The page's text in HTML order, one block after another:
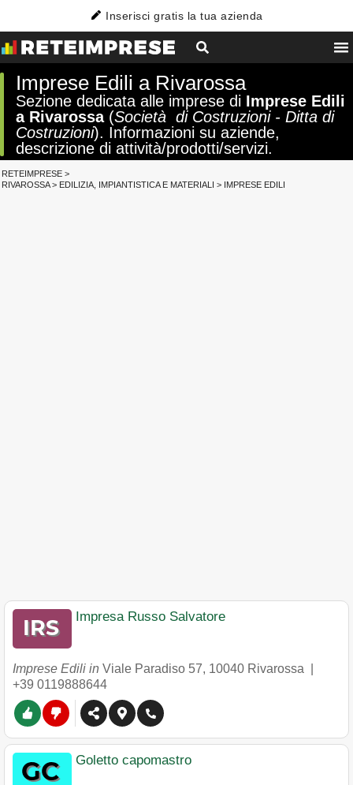
Inserisci gratis la tua azienda
Imprese Edili a Rivarossa
Sezione dedicata alle imprese di Imprese Edili
a Rivarossa(Società di Costruzioni - Ditta di
Costruzioni). Informazioni su aziende,
descrizione di attività/prodotti/servizi.
RETEIMPRESE >
RIVAROSSA> EDILIZIA, IMPIANTISTICA E MATERIALI > IMPRESE EDILI
Impresa Russo Salvatore
Imprese Edili in Viale Paradiso 57, 10040 Rivarossa
+39 0119888644
Goletto capomastro